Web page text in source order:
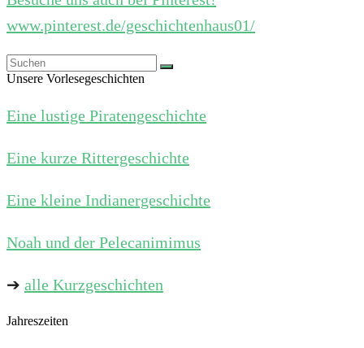
www.pinterest.de/geschichtenhaus01/
Unsere Vorlesegeschichten
Eine lustige Piratengeschichte
Eine kurze Rittergeschichte
Eine kleine Indianergeschichte
Noah und der Pelecanimimus
➔ alle Kurzgeschichten
Jahreszeiten